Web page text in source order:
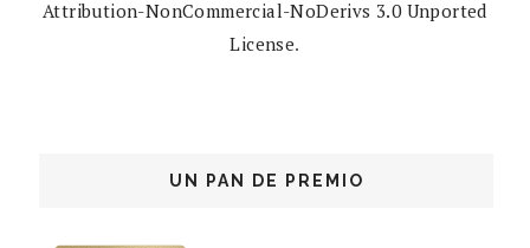
Attribution-NonCommercial-NoDerivs 3.0 Unported
License.
UN PAN DE PREMIO